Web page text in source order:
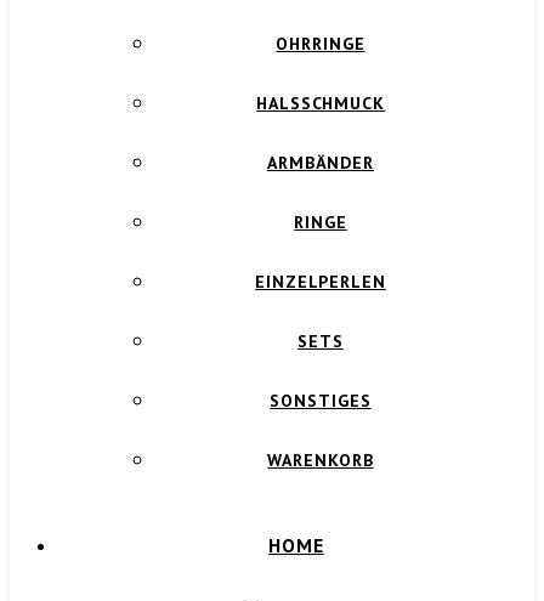
OHRRINGE
HALSSCHMUCK
ARMBÄNDER
RINGE
EINZELPERLEN
SETS
SONSTIGES
WARENKORB
HOME